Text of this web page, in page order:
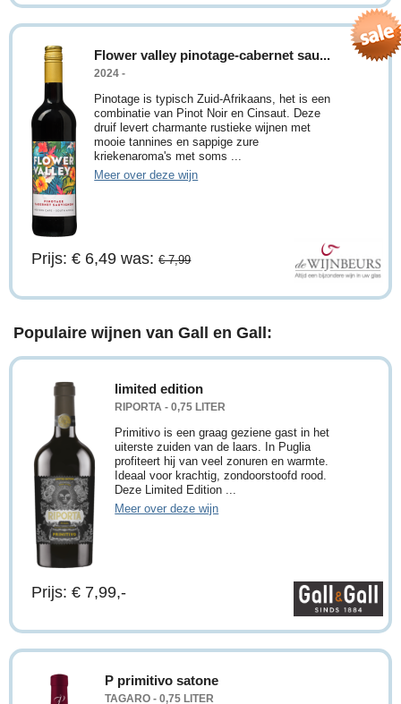
Flower valley pinotage-cabernet sau...
2024 -
Pinotage is typisch Zuid-Afrikaans, het is een
combinatie van Pinot Noir en Cinsaut. Deze
druif levert charmante rustieke wijnen met
mooie tannines en sappige zure
kriekenaroma's met soms ...
Meer over deze wijn
Prijs: € 6,49was:€ 7,99
Populaire wijnen van Gall en Gall:
limited edition
RIPORTA - 0,75 LITER
Primitivo is een graag geziene gast in het
uiterste zuiden van de laars. In Puglia
profiteert hij van veel zonuren en warmte.
Ideaal voor krachtig, zondoorstoofd rood.
Deze Limited Edition ...
Meer over deze wijn
Prijs: € 7,99,-
P primitivo satone
TAGARO - 0,75 LITER